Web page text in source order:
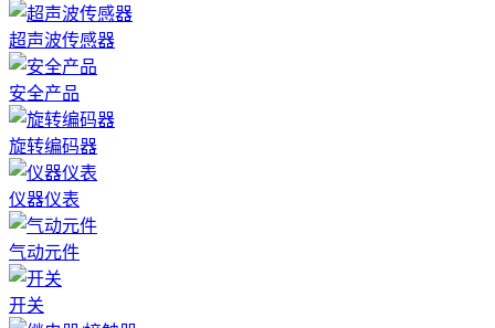
超声波传感器
安全产品
旋转编码器
仪器仪表
气动元件
开关